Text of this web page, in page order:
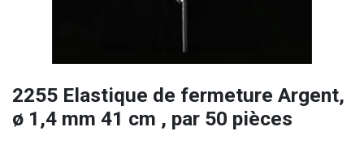
2255 Elastique de fermeture Argent,
ø 1,4 mm 41 cm , par 50 pièces